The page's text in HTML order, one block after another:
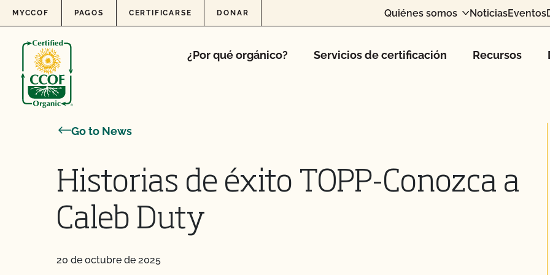
Skip to content
MYCCOF PAGOS CERTIFICARSE DONAR Quiénes somos NoticiasEventos
¿Por qué orgánico? Servicios de certificación Recursos
Go to News
Historias de éxito TOPP-Conozca a
Caleb Duty
20 de octubre de 2025